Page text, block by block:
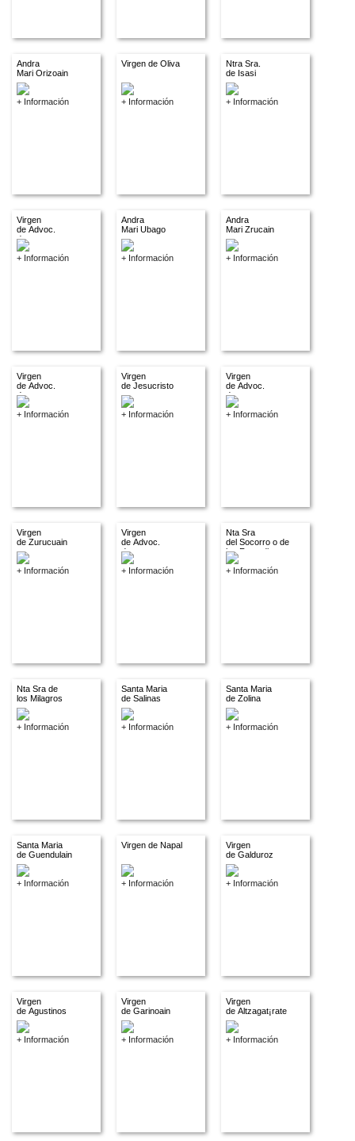
Andra
Mari Orizoain
+ Información
Virgen de Oliva
+ Información
Ntra Sra.
de Isasi
+ Información
Virgen
de Advoc.
descon.
+ Información
Andra
Mari Ubago
+ Información
Andra
Mari Zrucain
+ Información
Virgen
de Advoc.
descon.
+ Información
Virgen
de Jesucristo
+ Información
Virgen
de Advoc.
descon.
+ Información
Virgen
de Zurucuain
+ Información
Virgen
de Advoc.
descon.
+ Información
Nta Sra
del Socorro o de
los Remedios
+ Información
Nta Sra de
los Milagros
+ Información
Santa Maria
de Salinas
+ Información
Santa Maria
de Zolina
+ Información
Santa Maria
de Guendulain
+ Información
Virgen de Napal
+ Información
Virgen
de Galduroz
+ Información
Virgen
de Agustinos
+ Información
Virgen
de Garinoain
+ Información
Virgen
de Altzagat¡rate
+ Información